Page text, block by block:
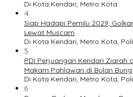
Di Kota Kendari, Metro Kota
4
Siap Hadapi Pemilu 2029,
Lewat Muscam
Di Kota Kendari, Metro Kota,
5
PDI Perjuangan Kendari Ziarah
Makam Pahlawan di Bulan
Di Kota Kendari, Metro Kota,
6